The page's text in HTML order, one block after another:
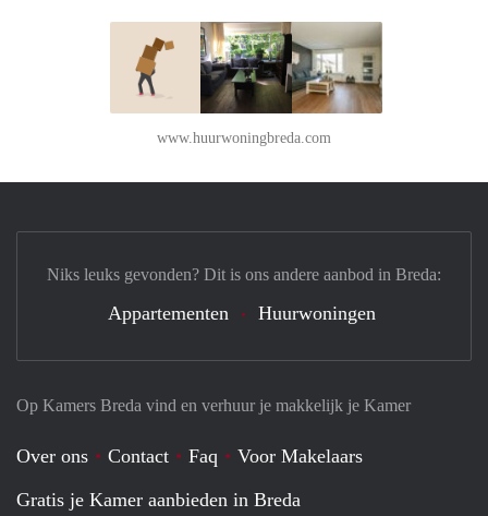
www.huurwoningbreda.com
Op Kamers Breda vind en verhuur je makkelijk je Kamer
Over ons Contact Faq
Voor Makelaars
Gratis je Kamer aanbieden in Breda
Niks leuks gevonden? Dit is ons andere aanbod in Breda:
Appartementen Huurwoningen